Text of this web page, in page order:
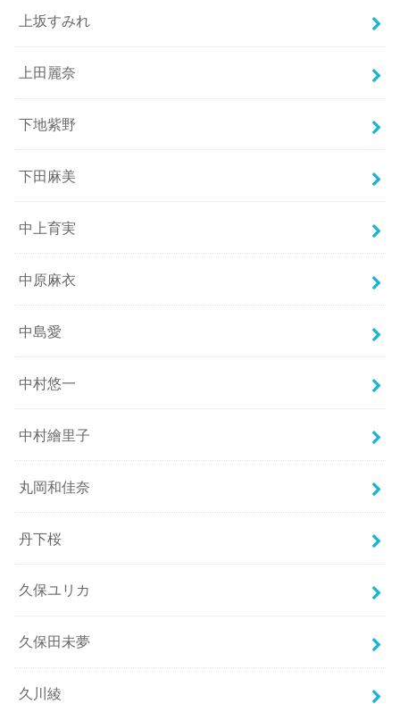
上坂すみれ
上田麗奈
下地紫野
下田麻美
中上育実
中原麻衣
中島愛
中村悠一
中村繪里子
丸岡和佳奈
丹下桜
久保ユリカ
久保田未夢
久川綾